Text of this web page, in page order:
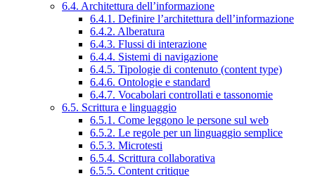
6.4. Architettura dell’informazione
6.4.1. Definire l’architettura dell’informazione
6.4.2. Alberatura
6.4.3. Flussi di interazione
6.4.4. Sistemi di navigazione
6.4.5. Tipologie di contenuto (content type)
6.4.6. Ontologie e standard
6.4.7. Vocabolari controllati e tassonomie
6.5. Scrittura e linguaggio
6.5.1. Come leggono le persone sul web
6.5.2. Le regole per un linguaggio semplice
6.5.3. Microtesti
6.5.4. Scrittura collaborativa
6.5.5. Content critique